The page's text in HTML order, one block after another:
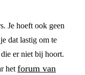
Je hoeft ook geen
dat lastig om te
er niet bij hoort.
het forum van